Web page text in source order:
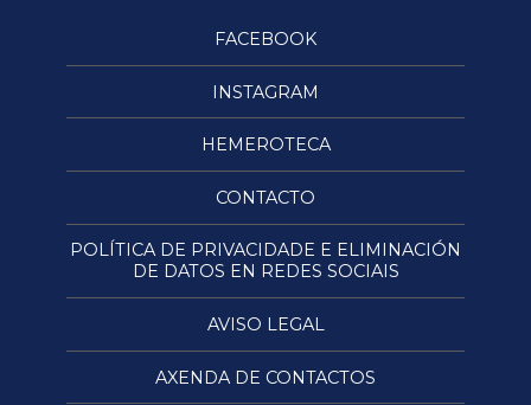
FACEBOOK
INSTAGRAM
HEMEROTECA
CONTACTO
POLÍTICA DE PRIVACIDADE E ELIMINACIÓN
DE DATOS EN REDES SOCIAIS
AVISO LEGAL
AXENDA DE CONTACTOS